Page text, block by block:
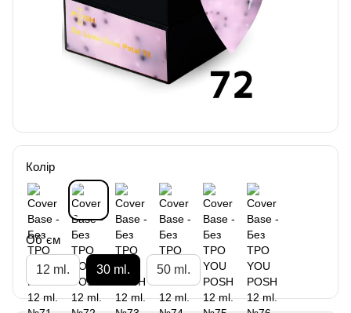
Колір
Об`єм
12 ml. 30 ml. 50 ml.